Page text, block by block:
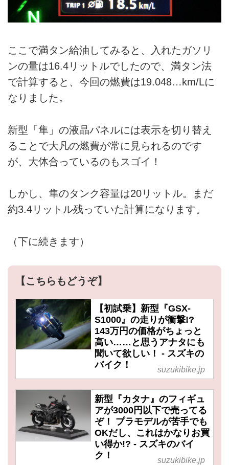
ここで満タン給油してみると、入れたガソリ
ンの量は16.4リットルでしたので、満タン法
で計算すると、今回の燃費は19.048…km/Lに
なりました。
新型「隼」の液晶パネルには表示を切り替え
ることで大凡の燃費が常に見られるのです
が、大体合っているのもスゴイ！
しかし、隼のタンク容量は20リットル。まだ
約3.4リットル残っていた計算になります。
（下に続きます）
【こちらもどうぞ】
【初試乗】新型『GSX-
S1000』の走りが衝撃!?
143万円の価格がちょっと
高い……と思うアナタにも
聞いて欲しい！ - スズキの
バイク！
suzukibike.jp
新型『カタナ』のフィギュ
アが3000円以下で売ってる
ぞ！ プラモデルが苦手でも
OKだし、これはかなりお買
い得か!? - スズキのバイ
ク！
suzukibike.jp